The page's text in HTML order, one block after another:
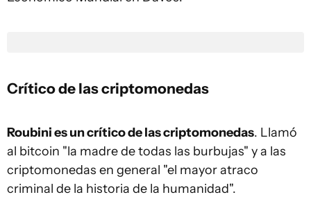
Crítico de las criptomonedas
Roubini es un crítico de las criptomonedas. Llamó
al bitcoin "la madre de todas las burbujas" y a las
criptomonedas en general "el mayor atraco
criminal de la historia de la humanidad".